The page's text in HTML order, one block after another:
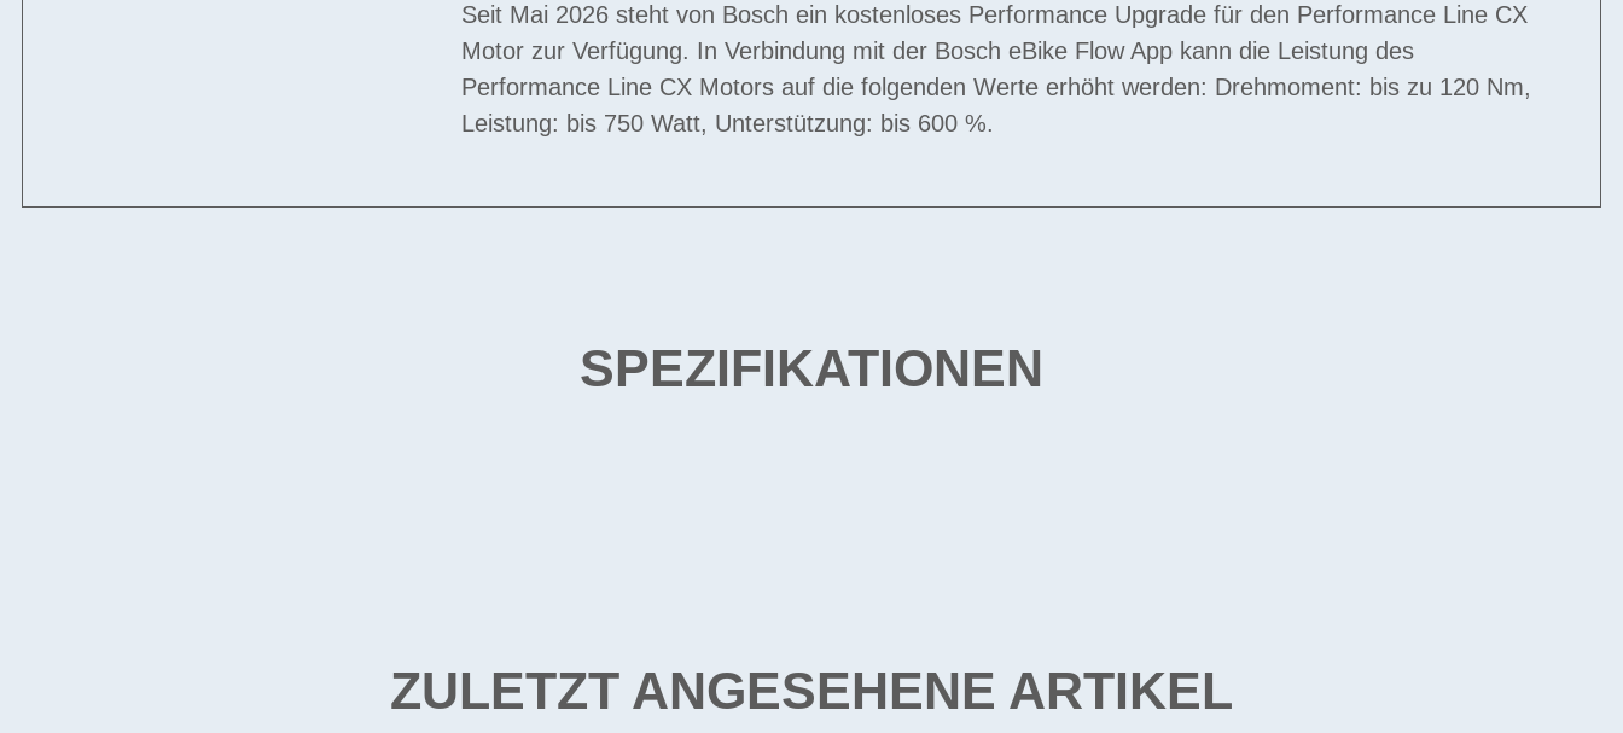
Seit Mai 2026 steht von Bosch ein kostenloses Performance Upgrade für den Performance Line CX
Motor zur Verfügung. In Verbindung mit der Bosch eBike Flow App kann die Leistung des
Performance Line CX Motors auf die folgenden Werte erhöht werden: Drehmoment: bis zu 120 Nm,
Leistung: bis 750 Watt, Unterstützung: bis 600 %.
SPEZIFIKATIONEN
ZULETZT ANGESEHENE ARTIKEL